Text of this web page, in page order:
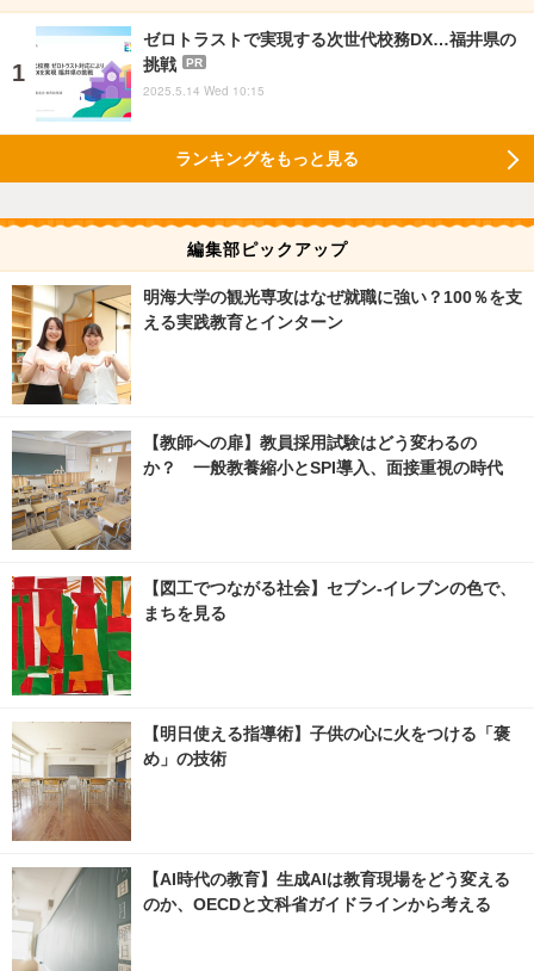
ゼロトラストで実現する次世代校務DX…福井県の
挑戦
PR
2025.5.14 Wed 10:15
ランキングをもっと見る
編集部ピックアップ
明海大学の観光専攻はなぜ就職に強い？100％を支
える実践教育とインターン
【教師への扉】教員採用試験はどう変わるの
か？ 一般教養縮小とSPI導入、面接重視の時代
【図工でつながる社会】セブン‐イレブンの色で、
まちを見る
【明日使える指導術】子供の心に火をつける「褒
め」の技術
【AI時代の教育】生成AIは教育現場をどう変える
のか、OECDと文科省ガイドラインから考える